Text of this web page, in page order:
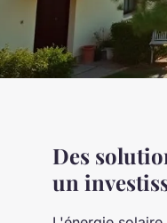
Des
un